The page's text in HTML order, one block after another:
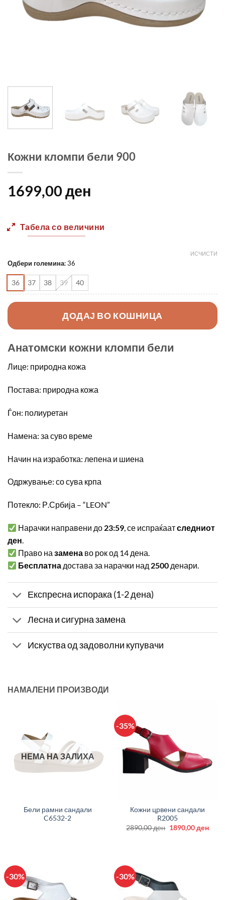
Кожни кломпи бели 900
1699,00 ден
Табела со величини
Одбери големина:36
36 37 38 39 40
ИСЧИСТИ
ДОДАЈ ВО КОШНИЦА
Анатомски кожни кломпи бели
Лице: природна кожа
Постава: природна кожа
Ѓон: полиуретан
Намена: за суво време
Начин на изработка: лепена и шиена
Одржување: со сува крпа
Потекло: Р.Србија – “LEON”
Нарачки направени до 23:59, се испраќаатследниот
ден.
Право назамена во рок од 14 дена.
Бесплатна достава за нарачки над 2500 денари.
Експресна испорака (1-2 дена)
Лесна и сигурна замена
Искуства од задоволни купувачи
НАМАЛЕНИ ПРОИЗВОДИ
НЕМА НА ЗАЛИХА
Бели рамни сандали
C6532-2
-35%
Кожни црвени сандали
R2005
2890,00ден Original
1890,00ден
-30% -30%